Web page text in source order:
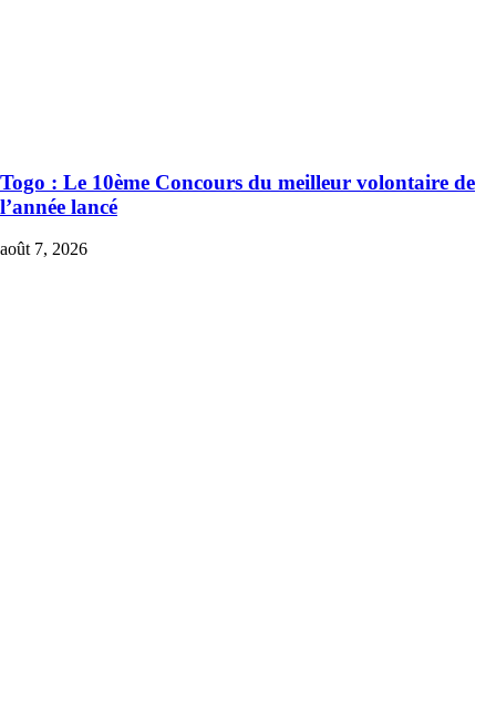
Togo : Le 10ème Concours du meilleur volontaire de
l’année lancé
août 7, 2026